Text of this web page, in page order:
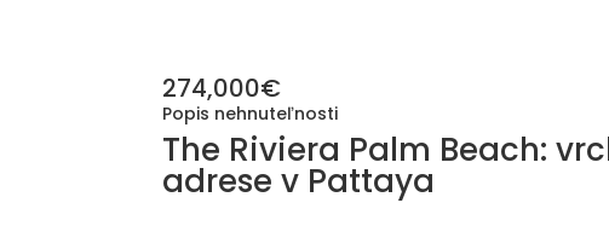
274,000€
Popis nehnuteľnosti
The Riviera Palm Beach:
adrese v Pattaya